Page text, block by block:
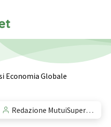
Economia Globale
Redazione MutuiSupermarket